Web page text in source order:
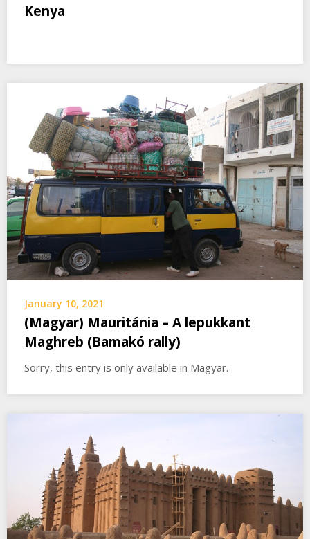
Kenya
January 10, 2021
(Magyar) Mauritánia – A lepukkant
Maghreb (Bamakó rally)
Sorry, this entry is only available in Magyar.